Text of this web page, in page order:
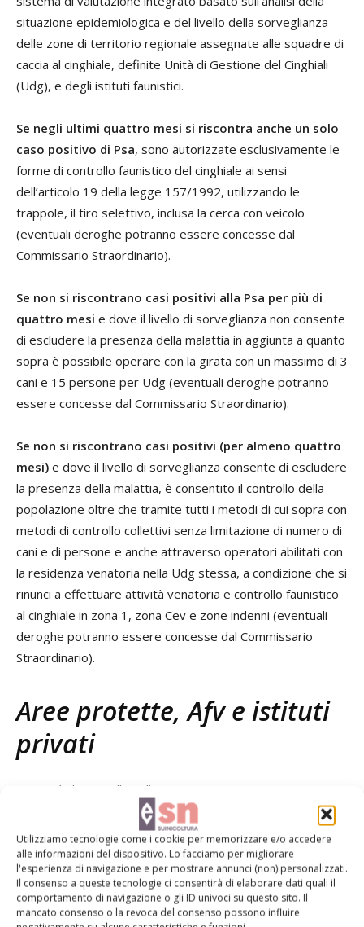
Utilizziamo tecnologie come i cookie per memorizzare e/o accedere
alle informazioni del dispositivo. Lo facciamo per migliorare
l'esperienza di navigazione e per mostrare annunci (non) personalizzati.
Il consenso a queste tecnologie ci consentirà di elaborare dati quali il
comportamento di navigazione o gli ID univoci su questo sito. Il
mancato consenso o la revoca del consenso possono influire
situazione epidemiologica e del livello della sorveglianza
delle zone di territorio regionale assegnate alle squadre di
caccia al cinghiale, definite Unità di Gestione del Cinghiali
(Udg), e degli istituti faunistici.
Se negli ultimi quattro mesi si riscontra anche un solo
caso positivo di Psa, sono autorizzate esclusivamente le
forme di controllo faunistico del cinghiale ai sensi
dell’articolo 19 della legge 157/1992, utilizzando le
trappole, il tiro selettivo, inclusa la cerca con veicolo
(eventuali deroghe potranno essere concesse dal
Commissario Straordinario).
Se non si riscontrano casi positivi alla Psa per più di
quattro mesi e dove il livello di sorveglianza non consente
di escludere la presenza della malattia in aggiunta a quanto
sopra è possibile operare con la girata con un massimo di 3
cani e 15 persone per Udg (eventuali deroghe potranno
essere concesse dal Commissario Straordinario).
Se non si riscontrano casi positivi (per almeno quattro
mesi) e dove il livello di sorveglianza consente di escludere
la presenza della malattia, è consentito il controllo della
popolazione oltre che tramite tutti i metodi di cui sopra con
metodi di controllo collettivi senza limitazione di numero di
cani e di persone e anche attraverso operatori abilitati con
la residenza venatoria nella Udg stessa, a condizione che si
rinunci a effettuare attività venatoria e controllo faunistico
al cinghiale in zona 1, zona Cev e zone indenni (eventuali
deroghe potranno essere concesse dal Commissario
Straordinario).
Aree protette, Afv e istituti
privati
L’attività di controllo nelle zone soggette a restrizione
deve essere attuata anche nelle aree protette di ogni tipo,
nelle Afv e negli istituti privati. In caso di inadempienza il
Commissario straordinario provvede all’adozione in via
sostitutiva dei provvedimenti di autorizzazione degli
interventi di controllo e di depopolamento del cinghiale
selvaticoutilizzando ditte specializzate appositamente